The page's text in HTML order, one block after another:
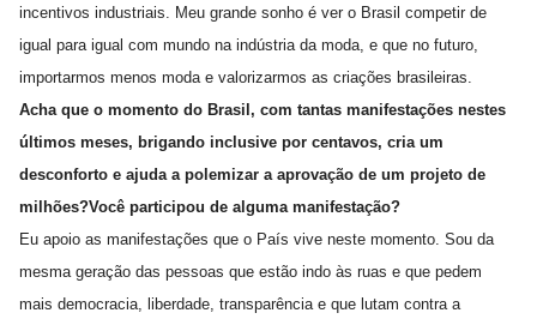
incentivos industriais. Meu grande sonho é ver o Brasil competir de
igual para igual com mundo na indústria da moda, e que no futuro,
importarmos menos moda e valorizarmos as criações brasileiras.
Acha que o momento do Brasil, com tantas manifestações nestes
últimos meses, brigando inclusive por centavos, cria um
desconforto e ajuda a polemizar a aprovação de um projeto de
milhões?Você participou de alguma manifestação?
Eu apoio as manifestações que o País vive neste momento. Sou da
mesma geração das pessoas que estão indo às ruas e que pedem
mais democracia, liberdade, transparência e que lutam contra a